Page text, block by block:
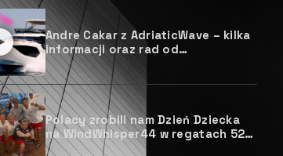
Andre Cakar z AdriaticWave – kilka
informacji oraz rad od
chorwackiego jachtsmena
Polacy zrobili nam Dzień Dziecka
na WindWhisper44 w regatach 52
Trofeo Conde de Godó BMW